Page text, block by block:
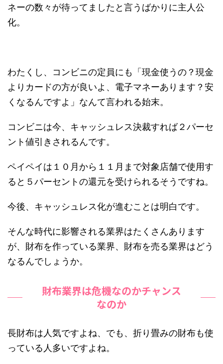
ネーの数々が待ってましたと言うばかりに主人公
化。
わたくし、コンビニの定員にも「現金使うの？現金
よりカードの方が良いよ、電子マネーあります？安
くなるんですよ」なんて言われる始末。
コンビニは今、キャッシュレス決裁すれば２パーセ
ント値引きされるんです。
ペイペイは１０月から１１月まで対象店舗で使用す
ると５パーセントの還元を受けられるそうですね。
今後、キャッシュレス化が進むことは明白です。
そんな時代に影響される業界はたくさんあります
が、財布を作っている業界、財布を売る業界はどう
なるんでしょうか。
財布業界は危機なのかチャンス
なのか
長財布は人気ですよね、でも、折り畳みの財布も使
っている人多いですよね。